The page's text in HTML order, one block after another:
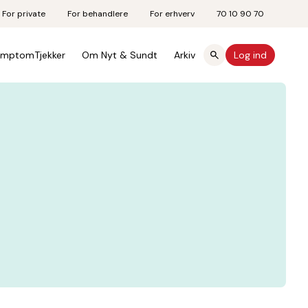
For private For behandlere For erhverv 70 10 90 70
Om Nyt & Sundt Arkiv Log ind